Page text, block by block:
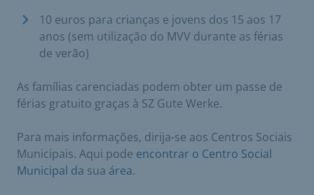
10 euros para crianças e jovens dos 15 aos 17
anos (sem utilização do MVV durante as férias
de verão)
As famílias carenciadas podem obter um passe de
férias gratuito graças à SZ Gute Werke.
Para mais informações, dirija-se aos Centros Sociais
Municipais. Aqui pode encontrar o Centro Social
Municipal da sua área.